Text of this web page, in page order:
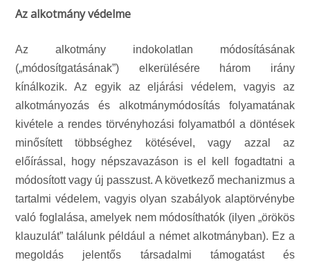
Az alkotmány védelme
Az alkotmány indokolatlan módosításának
(„módosítgatásának”) elkerülésére három irány
kínálkozik. Az egyik az eljárási védelem, vagyis az
alkotmányozás és alkotmánymódosítás folyamatának
kivétele a rendes törvényhozási folyamatból a döntések
minősített többséghez kötésével, vagy azzal az
előírással, hogy népszavazáson is el kell fogadtatni a
módosított vagy új passzust. A következő mechanizmus a
tartalmi védelem, vagyis olyan szabályok alaptörvénybe
való foglalása, amelyek nem módosíthatók (ilyen „örökös
klauzulát” találunk például a német alkotmányban). Ez a
megoldás jelentős társadalmi támogatást és